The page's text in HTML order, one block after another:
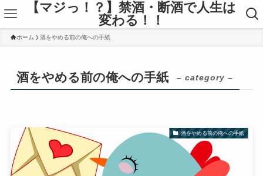
【マジっ！？】禁酒・断酒で人生は
変わる！！
ホーム 酒をやめる前の俺への手紙
酒をやめる前の俺への手紙 – category –
酒をやめる前の俺への手紙